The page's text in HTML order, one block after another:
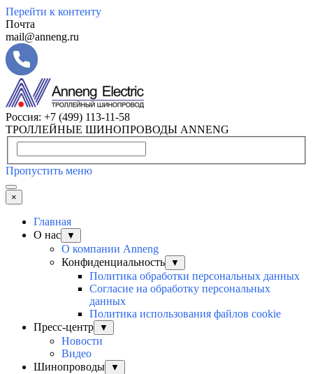
Перейти к контенту
Почта
mail@anneng.ru
Россия: +7 (499) 113-11-58
ТРОЛЛЕЙНЫЕ ШИНОПРОВОДЫ ANNENG
Пропустить меню
×
Главная
О нас
▼
О компании Anneng
Конфиденциальность
▼
Политика обработки персональных данных
Согласие на обработку персональных
данных
Политика использования файлов cookie
Пресс-центр
▼
Новости
Видео
Шинопроводы
▼